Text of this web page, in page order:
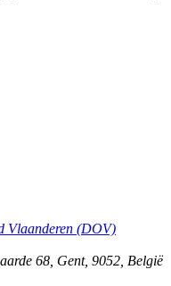
Vlaanderen (DOV)
68, Gent, 9052, België